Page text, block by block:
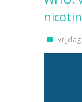
vrijdag